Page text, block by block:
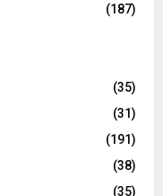
(187)
(35)
(31)
(191)
(38)
(35)